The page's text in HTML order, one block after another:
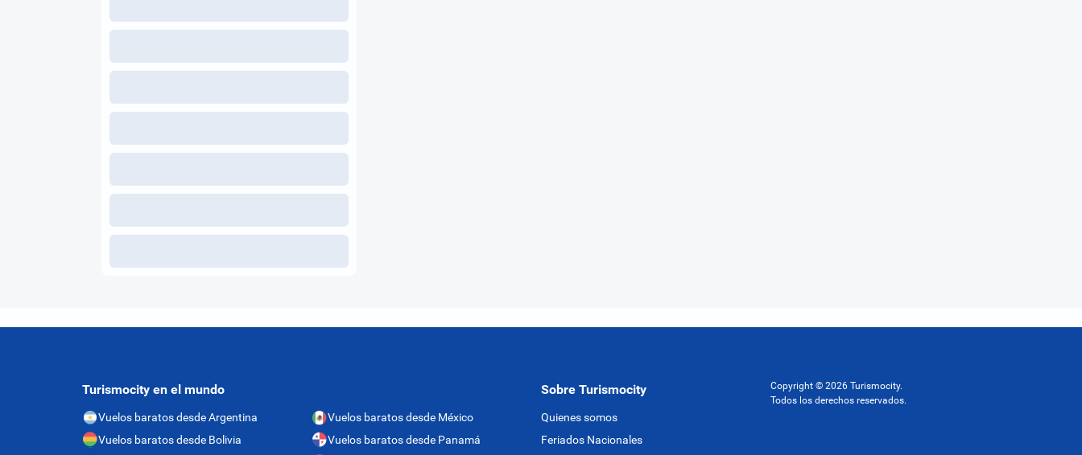
Turismocity en el mundo
Vuelos baratos desde Argentina
Vuelos baratos desde Bolivia
Vuelos baratos desde México
Vuelos baratos desde Panamá
Sobre Turismocity
Quienes somos
Feriados Nacionales
Copyright © 2026 Turismocity.
Todos los derechos reservados.